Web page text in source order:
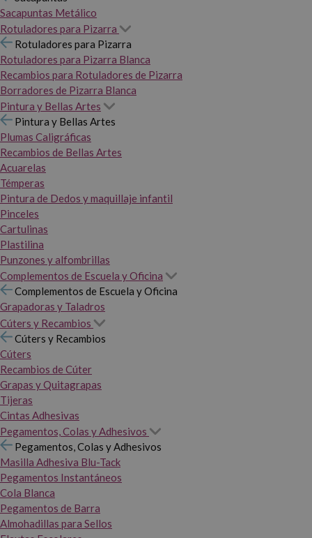
Sacapuntas Metálico
Rotuladores para Pizarra
Rotuladores para Pizarra
Rotuladores para Pizarra Blanca
Recambios para Rotuladores de Pizarra
Borradores de Pizarra Blanca
Pintura y Bellas Artes
Pintura y Bellas Artes
Plumas Caligráficas
Recambios de Bellas Artes
Acuarelas
Témperas
Pintura de Dedos y maquillaje infantil
Pinceles
Cartulinas
Plastilina
Punzones y alfombrillas
Complementos de Escuela y Oficina
Complementos de Escuela y Oficina
Grapadoras y Taladros
Cúters y Recambios
Cúters y Recambios
Cúters
Recambios de Cúter
Grapas y Quitagrapas
Tijeras
Cintas Adhesivas
Pegamentos, Colas y Adhesivos
Pegamentos, Colas y Adhesivos
Masilla Adhesiva Blu-Tack
Pegamentos Instantáneos
Cola Blanca
Pegamentos de Barra
Almohadillas para Sellos